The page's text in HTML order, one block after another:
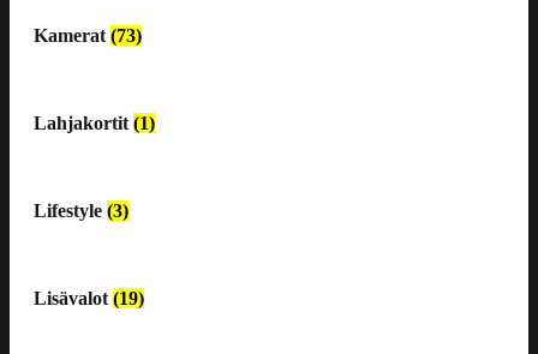
Kamerat (73)
Lahjakortit (1)
Lifestyle (3)
Lisävalot (19)